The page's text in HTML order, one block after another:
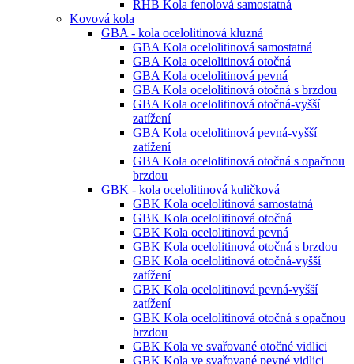
RHB Kola fenolová samostatná
Kovová kola
GBA - kola ocelolitinová kluzná
GBA Kola ocelolitinová samostatná
GBA Kola ocelolitinová otočná
GBA Kola ocelolitinová pevná
GBA Kola ocelolitinová otočná s brzdou
GBA Kola ocelolitinová otočná-vyšší
zatížení
GBA Kola ocelolitinová pevná-vyšší
zatížení
GBA Kola ocelolitinová otočná s opačnou
brzdou
GBK - kola ocelolitinová kuličková
GBK Kola ocelolitinová samostatná
GBK Kola ocelolitinová otočná
GBK Kola ocelolitinová pevná
GBK Kola ocelolitinová otočná s brzdou
GBK Kola ocelolitinová otočná-vyšší
zatížení
GBK Kola ocelolitinová pevná-vyšší
zatížení
GBK Kola ocelolitinová otočná s opačnou
brzdou
GBK Kola ve svařované otočné vidlici
GBK Kola ve svařované pevné vidlici